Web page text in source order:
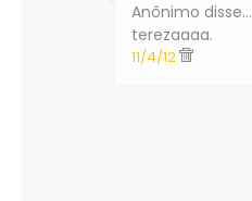
Anônimo disse…
terezaaaa.
11/4/12